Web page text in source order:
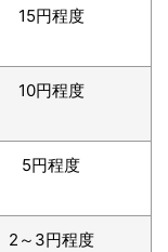
15円程度
10円程度
5円程度
2～3円程度